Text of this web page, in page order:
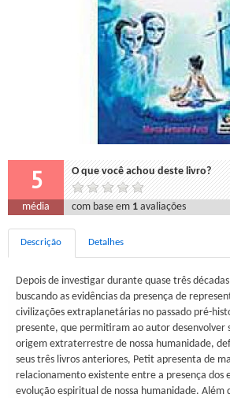
5 O que você achou deste livro?
média com base em 1 avaliações
Descrição Detalhes
Depois de investigar durante quase três
buscando as evidências da presença de
civilizações extraplanetárias no passado pré-
presente, que permitiram ao autor desenvolver
origem extraterrestre de nossa humanidade,
seus três livros anteriores, Petit apresenta de
relacionamento existente entre a presença dos
evolução espiritual de nossa humanidade. Além